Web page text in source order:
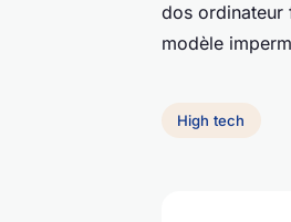
dos ordinateur
modèle
High tech